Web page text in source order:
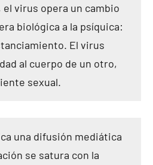
virus opera un cambio
biológica a la psíquica:
El virus
al cuerpo de un otro,
sexual.
una difusión mediática
se satura con la